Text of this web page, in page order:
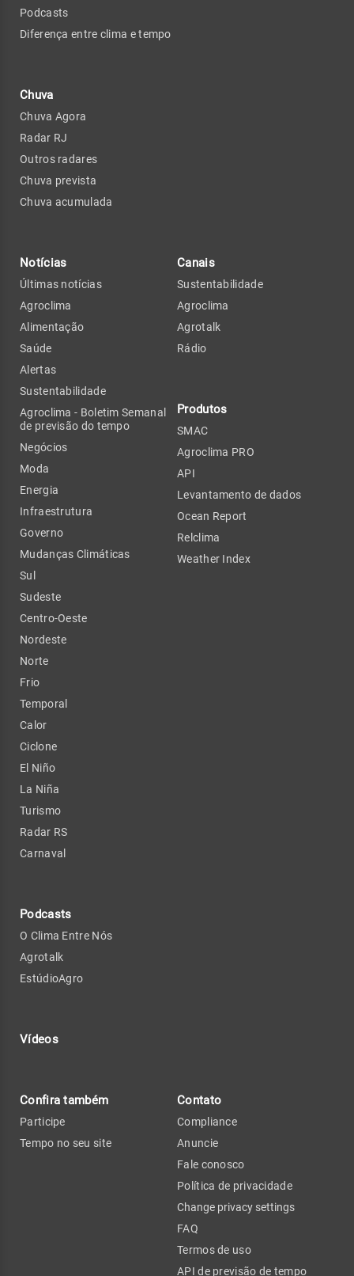
Podcasts
Diferença entre clima e tempo
Chuva
Chuva Agora
Radar RJ
Outros radares
Chuva prevista
Chuva acumulada
Notícias
Últimas notícias
Agroclima
Alimentação
Saúde
Alertas
Sustentabilidade
Agroclima - Boletim Semanal
de previsão do tempo
Negócios
Moda
Energia
Infraestrutura
Governo
Mudanças Climáticas
Sul
Sudeste
Centro-Oeste
Nordeste
Norte
Frio
Temporal
Calor
Ciclone
El Niño
La Niña
Turismo
Radar RS
Carnaval
Podcasts
O Clima Entre Nós
Agrotalk
EstúdioAgro
Vídeos
Canais
Sustentabilidade
Agroclima
Agrotalk
Rádio
Produtos
SMAC
Agroclima PRO
API
Levantamento de dados
Ocean Report
Relclima
Weather Index
Confira também
Participe
Tempo no seu site
Contato
Compliance
Anuncie
Fale conosco
Política de privacidade
Change privacy settings
FAQ
Termos de uso
API de previsão de tempo